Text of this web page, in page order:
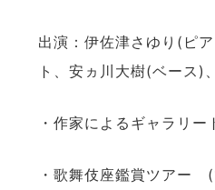
出演：伊佐津さゆり(ピ
ト、安ヵ川大樹(ベース)
・作家によるギャラリ
・歌舞伎座鑑賞ツアー